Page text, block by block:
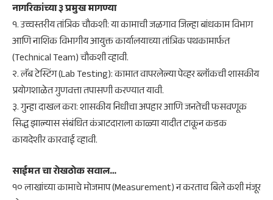
नागरिकांच्या ३ प्रमुख मागण्या
​१. उच्चस्तरीय तांत्रिक चौकशी: या कामाची जळगाव जिल्हा बांधकाम विभाग
आणि नाशिक विभागीय आयुक्त कार्यालयाच्या तांत्रिक पथकामार्फत
(Technical Team) चौकशी व्हावी.
२. लॅब टेस्टिंग (Lab Testing): कामात वापरलेल्या पेव्हर ब्लॉकची शासकीय
प्रयोगशाळेत गुणवत्ता तपासणी करण्यात यावी.
३. गुन्हा दाखल करा: शासकीय निधीचा अपहार आणि जनतेची फसवणूक
सिद्ध झाल्यास संबंधित कंत्राटदाराला काळ्या यादीत टाकून कडक
कायदेशीर कारवाई व्हावी.
साईमत चा रोखठोक सवाल…
​१० लाखांच्या कामाचे मोजमाप (Measurement) न करताच बिले कशी मंजूर